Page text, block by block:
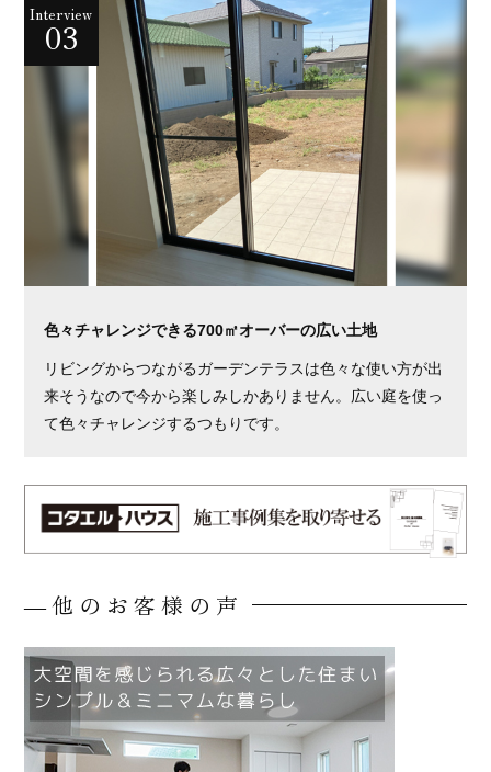
Interview
03
色々チャレンジできる700㎡オーバーの広い土地
リビングからつながるガーデンテラスは色々な使い方が出
来そうなので今から楽しみしかありません。広い庭を使っ
て色々チャレンジするつもりです。
―他のお客様の声